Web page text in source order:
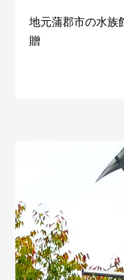
地元蒲郡市の水族
贈